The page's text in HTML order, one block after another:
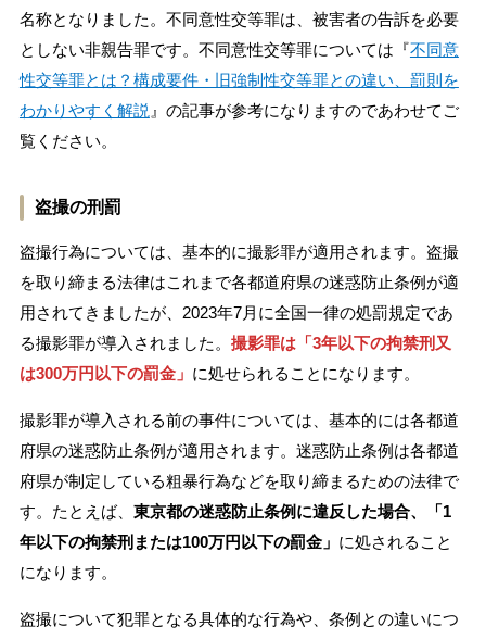
名称となりました。不同意性交等罪は、被害者の告訴を必要
としない非親告罪です。不同意性交等罪については『不同意
性交等罪とは？構成要件・旧強制性交等罪との違い、罰則を
わかりやすく解説』の記事が参考になりますのであわせてご
覧ください。
盗撮の刑罰
盗撮行為については、基本的に撮影罪が適用されます。盗撮
を取り締まる法律はこれまで各都道府県の迷惑防止条例が適
用されてきましたが、2023年7月に全国一律の処罰規定であ
る撮影罪が導入されました。 撮影罪は「3年以下の拘禁刑又
は300万円以下の罰金」 に処せられることになります。
撮影罪が導入される前の事件については、基本的には各都道
府県の迷惑防止条例が適用されます。迷惑防止条例は各都道
府県が制定している粗暴行為などを取り締まるための法律で
す。たとえば、 東京都の迷惑防止条例に違反した場合、「1
年以下の拘禁刑または100万円以下の罰金」 に処されること
になります。
盗撮について犯罪となる具体的な行為や、条例との違いにつ